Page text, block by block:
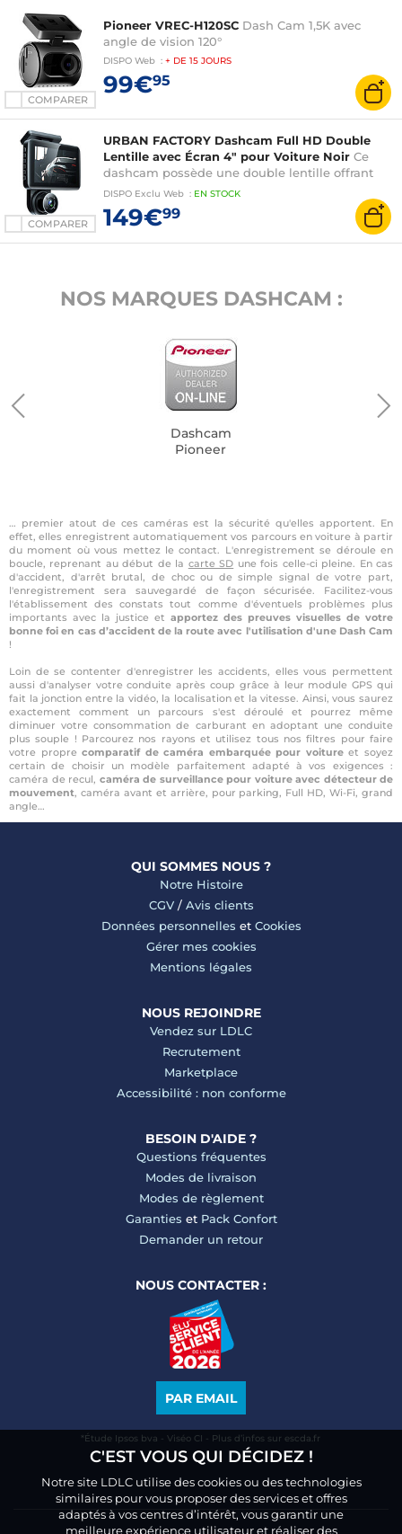
COMPARER
Pioneer VREC-H120SC Dash Cam 1,5K avec
angle de vision 120°
DISPO Web : + DE 15 JOURS
99€95
COMPARER
URBAN FACTORY Dashcam Full HD Double
Lentille avec Écran 4" pour Voiture Noir Ce
dashcam possède une double lentille offrant
une couverture étendue de la route
DISPO Exclu Web : EN STOCK
149€99
NOS MARQUES DASHCAM :
Dashcam
Pioneer
… premier atout de ces caméras est la sécurité qu'elles apportent. En
effet, elles enregistrent automatiquement vos parcours en voiture à partir
du moment où vous mettez le contact. L'enregistrement se déroule en
boucle, reprenant au début de la carte SD une fois celle-ci pleine. En cas
d'accident, d'arrêt brutal, de choc ou de simple signal de votre part,
l'enregistrement sera sauvegardé de façon sécurisée. Facilitez-vous
l'établissement des constats tout comme d'éventuels problèmes plus
importants avec la justice et apportez des preuves visuelles de votre
bonne foi en cas d’accident de la route avec l'utilisation d'une Dash Cam
!
Loin de se contenter d'enregistrer les accidents, elles vous permettent
aussi d'analyser votre conduite après coup grâce à leur module GPS qui
fait la jonction entre la vidéo, la localisation et la vitesse. Ainsi, vous saurez
exactement comment un parcours s'est déroulé et pourrez même
diminuer votre consommation de carburant en adoptant une conduite
plus souple ! Parcourez nos rayons et utilisez tous nos filtres pour faire
votre proprecomparatif de caméra embarquée pour voitureet soyez
certain de choisir un modèle parfaitement adapté à vos exigences :
caméra de recul, caméra de surveillance pour voiture avec détecteur de
mouvement, caméra avant et arrière, pour parking, Full HD, Wi-Fi, grand
angle…
QUI SOMMES NOUS ?
Notre Histoire
CGV/ Avis clients
Données personnelles et Cookies
Gérer mes cookies
Mentions légales
NOUS REJOINDRE
Vendez sur LDLC
Recrutement
Marketplace
Accessibilité : non conforme
BESOIN D'AIDE ?
Questions fréquentes
Modes de livraison
Modes de règlement
Garanties et Pack Confort
Demander un retour
NOUS CONTACTER :
PAR EMAIL
*Étude Ipsos bva - Viséo CI - Plus d’infos sur escda.fr
C'EST VOUS QUI DÉCIDEZ !
Notre site LDLC utilise des cookies ou des technologies
similaires pour vous proposer des services et offres
adaptés à vos centres d’intérêt, vous garantir une
meilleure expérience utilisateur et réaliser des